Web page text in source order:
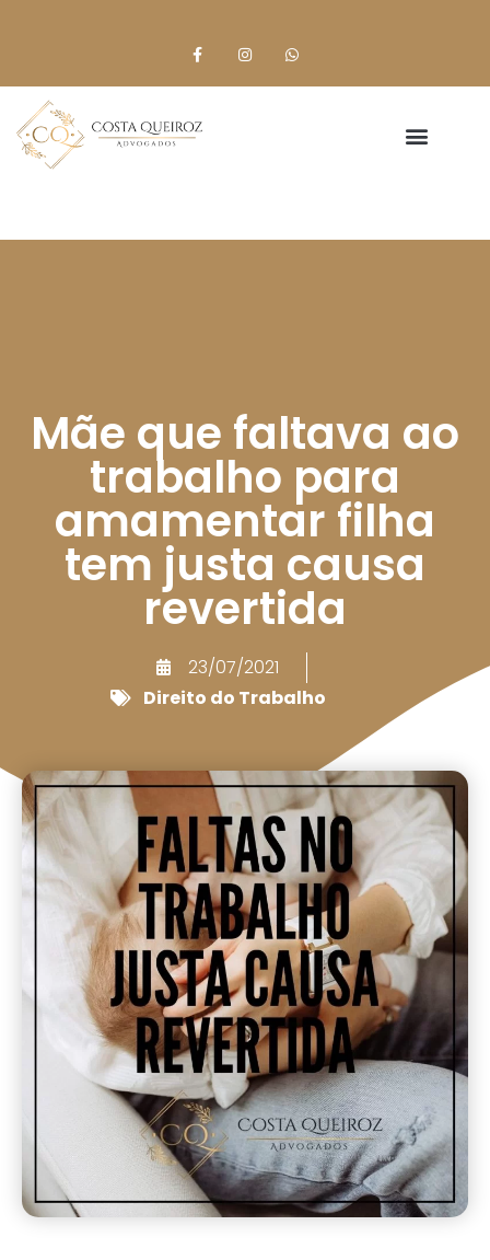
Mãe que faltava ao
trabalho para
amamentar filha
tem justa causa
revertida
23/07/2021
Direito do Trabalho